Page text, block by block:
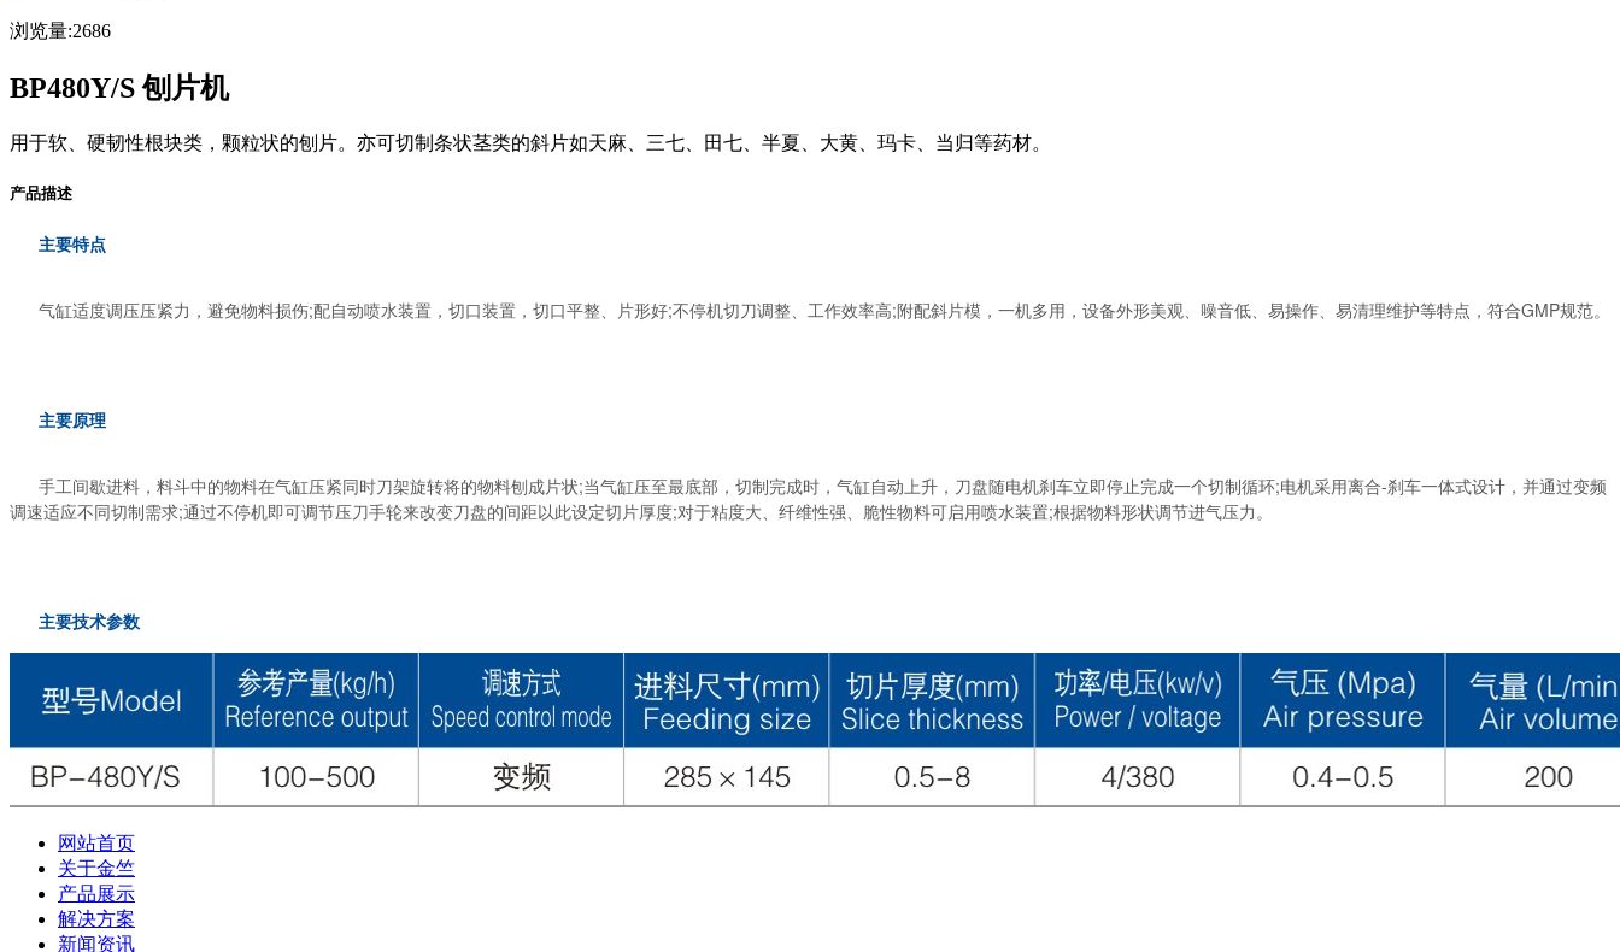
浏览量:2686
BP480Y/S 刨片机
用于软、硬韧性根块类，颗粒状的刨片。亦可切制条状茎类的斜片如天麻、三七、田七、半夏、大黄、玛卡、当归等药材。
产品描述
主要特点
气缸适度调压压紧力，避免物料损伤;配自动喷水装置，切口装置，切口平整、片形好;不停机切刀调整、工作效率高;附配斜片模，一机多用，设备外形美观、噪音低、易操作、易清理维护等特点，符合GMP规范。
主要原理
手工间歇进料，料斗中的物料在气缸压紧同时刀架旋转将的物料刨成片状;当气缸压至最底部，切制完成时，气缸自动上升，刀盘随电机刹车立即停止完成一个切制循环;电机采用离合-刹车一体式设计，并通过变频
调速适应不同切制需求;通过不停机即可调节压刀手轮来改变刀盘的间距以此设定切片厚度;对于粘度大、纤维性强、脆性物料可启用喷水装置;根据物料形状调节进气压力。
主要技术参数
网站首页
关于金竺
产品展示
解决方案
新闻资讯